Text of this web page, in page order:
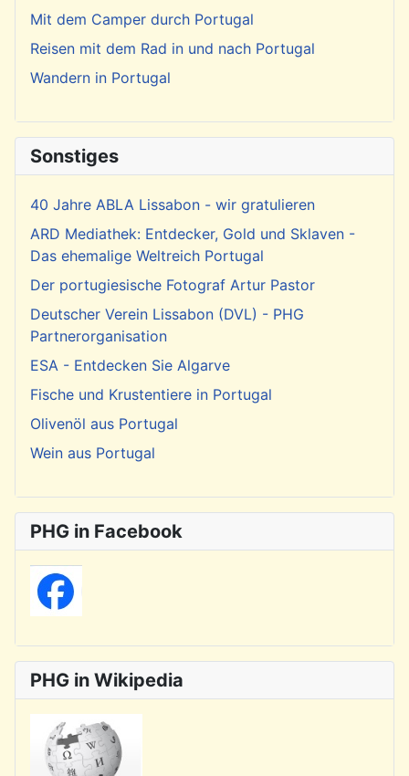
Mit dem Camper durch Portugal
Reisen mit dem Rad in und nach Portugal
Wandern in Portugal
Sonstiges
40 Jahre ABLA Lissabon - wir gratulieren
ARD Mediathek: Entdecker, Gold und Sklaven -
Das ehemalige Weltreich Portugal
Der portugiesische Fotograf Artur Pastor
Deutscher Verein Lissabon (DVL) - PHG
Partnerorganisation
ESA - Entdecken Sie Algarve
Fische und Krustentiere in Portugal
Olivenöl aus Portugal
Wein aus Portugal
PHG in Facebook
PHG in Wikipedia